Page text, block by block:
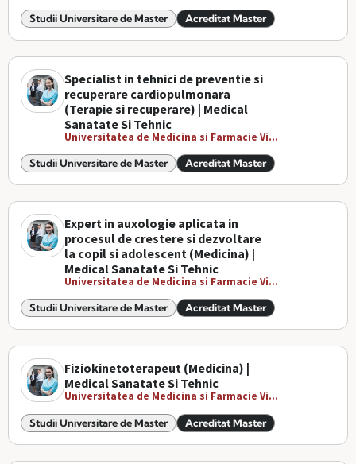
Studii Universitare de Master Acreditat Master
Specialist in tehnici de preventie si
recuperare cardiopulmonara
(Terapie si recuperare) | Medical
Sanatate Si Tehnic
Universitatea de Medicina si Farmacie Vi...
Studii Universitare de Master Acreditat Master
Expert in auxologie aplicata in
procesul de crestere si dezvoltare
la copil si adolescent (Medicina) |
Medical Sanatate Si Tehnic
Universitatea de Medicina si Farmacie Vi...
Studii Universitare de Master Acreditat Master
Fiziokinetoterapeut (Medicina) |
Medical Sanatate Si Tehnic
Universitatea de Medicina si Farmacie Vi...
Studii Universitare de Master Acreditat Master